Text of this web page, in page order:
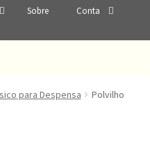
Sobre
Conta
para Despensa
Polvilho